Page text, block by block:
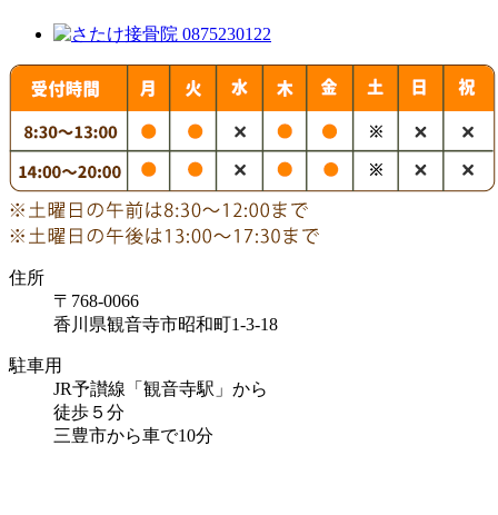
住所
〒768-0066
香川県観音寺市昭和町1-3-18
駐車用
JR予讃線「観音寺駅」から
徒歩５分
三豊市から車で10分